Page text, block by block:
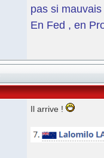
pas si
En Fed , en
Il arrive !